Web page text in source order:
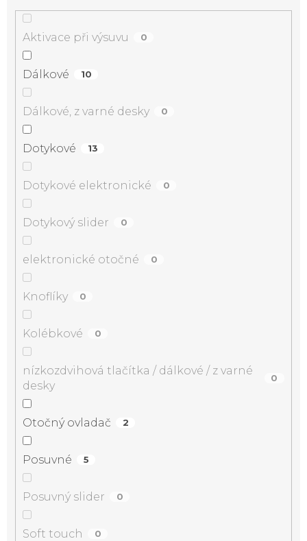
Aktivace při výsuvu 0
Dálkové 10
Dálkové, z varné desky 0
Dotykové 13
Dotykové elektronické 0
Dotykový slider 0
elektronické otočné 0
Knoflíky 0
Kolébkové 0
nízkozdvihová tlačítka / dálkové / z varné
desky
0
Otočný ovladač 2
Posuvné 5
Posuvný slider 0
Soft touch 0